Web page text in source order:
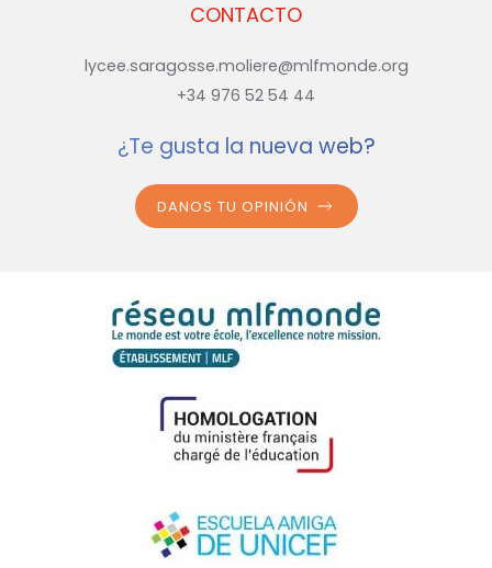
CONTACTO
lycee.saragosse.moliere@mlfmonde.org
+34 976 52 54 44
¿Te gusta la nueva web?
DANOS TU OPINIÓN